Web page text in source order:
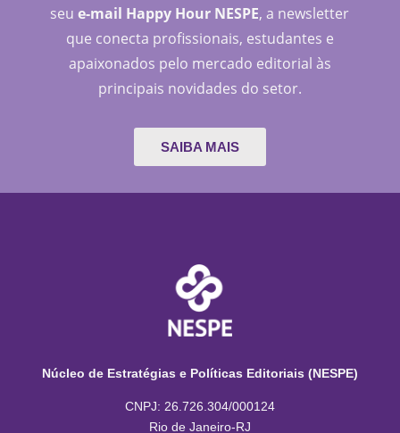
seue-mail Happy Hour NESPE, a newsletter
que conecta profissionais, estudantes e
apaixonados pelo mercado editorial às
principais novidades do setor.
SAIBA MAIS
Núcleo de Estratégias e Políticas Editoriais (NESPE)
CNPJ: 26.726.304/000124
Rio de Janeiro-RJ